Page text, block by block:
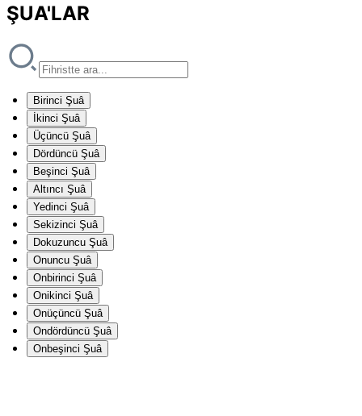
ŞUA'LAR
Birinci Şuâ
İkinci Şuâ
Üçüncü Şuâ
Dördüncü Şuâ
Beşinci Şuâ
Altıncı Şuâ
Yedinci Şuâ
Sekizinci Şuâ
Dokuzuncu Şuâ
Onuncu Şuâ
Onbirinci Şuâ
Onikinci Şuâ
Onüçüncü Şuâ
Ondördüncü Şuâ
Onbeşinci Şuâ